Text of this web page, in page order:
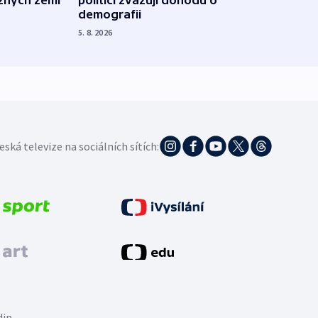
demografii
5. 8. 2026
televize na sociálních sítích: